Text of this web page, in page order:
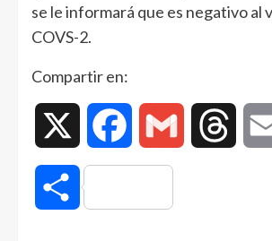
se le informará que es negativo al
COVS-2.
Compartir en:
Facebook Gmail
Compartir